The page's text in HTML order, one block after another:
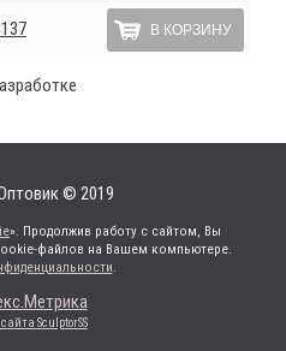
В КОРЗИНУ
© 2019
». Продолжив работу с сайтом, Вы
файлов на Вашем компьютере.
SculptorSS